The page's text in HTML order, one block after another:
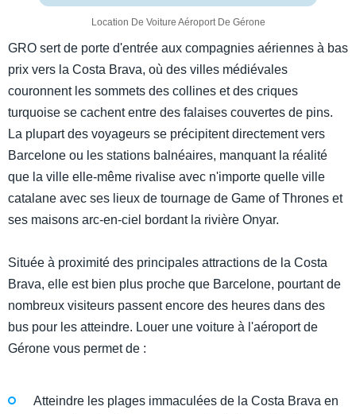
Location De Voiture Aéroport De Gérone
GRO sert de porte d'entrée aux compagnies aériennes à bas
prix vers la Costa Brava, où des villes médiévales
couronnent les sommets des collines et des criques
turquoise se cachent entre des falaises couvertes de pins.
La plupart des voyageurs se précipitent directement vers
Barcelone ou les stations balnéaires, manquant la réalité
que la ville elle-même rivalise avec n'importe quelle ville
catalane avec ses lieux de tournage de Game of Thrones et
ses maisons arc-en-ciel bordant la rivière Onyar.
Située à proximité des principales attractions de la Costa
Brava, elle est bien plus proche que Barcelone, pourtant de
nombreux visiteurs passent encore des heures dans des
bus pour les atteindre. Louer une voiture à l'aéroport de
Gérone vous permet de :
Atteindre les plages immaculées de la Costa Brava en